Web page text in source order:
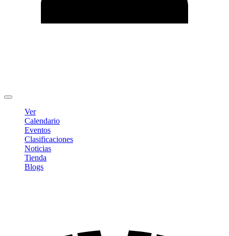
Ver
Calendario
Eventos
Clasificaciones
Noticias
Tienda
Blogs